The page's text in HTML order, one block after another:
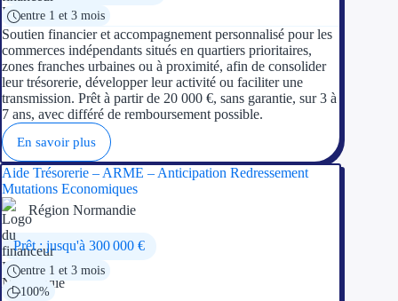
entre 1 et 3 mois
Soutien financier et accompagnement personnalisé pour les
commerces indépendants situés en quartiers prioritaires,
zones franches urbaines ou à proximité, afin de consolider
leur trésorerie, développer leur activité ou faciliter une
transmission. Prêt à partir de 20 000 €, sans garantie, sur 3 à
7 ans, avec différé de remboursement possible.
En savoir plus
Aide Trésorerie – ARME – Anticipation Redressement
Mutations Economiques
Région Normandie
Prêt : jusqu'à 300 000 €
entre 1 et 3 mois
100%